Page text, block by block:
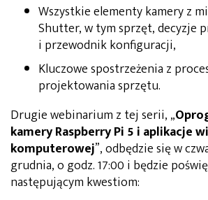
Wszystkie elementy kamery z
Shutter, w tym sprzęt, decyzje
i przewodnik konfiguracji,
Kluczowe spostrzeżenia z
projektowania sprzętu.
Drugie webinarium z tej serii, „
kamery Raspberry Pi 5 i aplikacje
komputerowej”, odbędzie się w
grudnia, o godz. 17:00 i będzie
następującym kwestiom: